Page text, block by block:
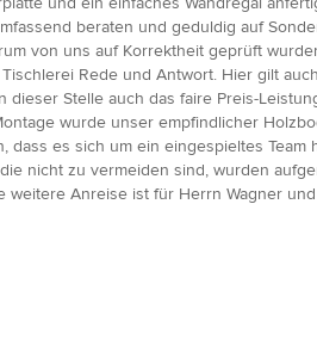
beraten und geduldig auf
von uns auf Korrektheit geprüft
Rede und Antwort. Hier gilt
Stelle auch das faire Preis-
wurde unser empfindlicher
es sich um ein eingespieltes
nicht zu vermeiden sind, wurden
Anreise ist für Herrn Wagner